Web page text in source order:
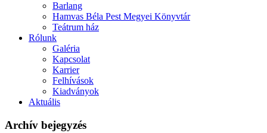
Barlang
Hamvas Béla Pest Megyei Könyvtár
Teátrum ház
Rólunk
Galéria
Kapcsolat
Karrier
Felhívások
Kiadványok
Aktuális
Archív bejegyzés